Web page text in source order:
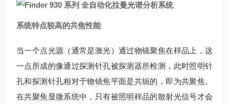
系统特点较高的共焦性能
当一个点光源（通常是激光）通过物镜聚焦在样品上，这
一点所成的像通过探测针孔被探测器所检测，此时照明针
孔和探测针孔相对于物镜焦平面是共轭的，即为共聚焦。
在共聚焦显微系统中，只有被照明样品的散射光信号才会